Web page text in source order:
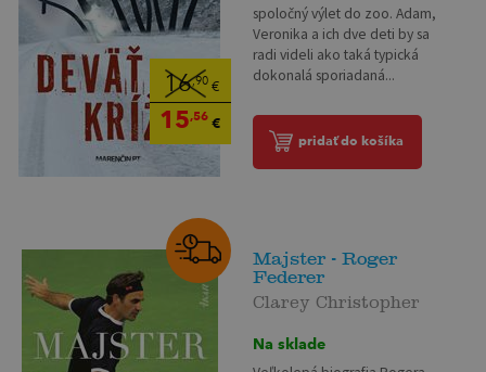
16,90€
15,56€
spoločný výlet do zoo. Adam,
Veronika a ich dve deti by sa
radi videli ako taká typická
dokonalá sporiadaná...
pridať do košíka
Majster - Roger
Federer
Clarey Christopher
Na sklade